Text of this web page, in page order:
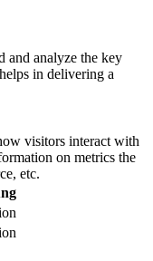
and analyze the key
in delivering a
visitors interact with
on metrics the
etc.